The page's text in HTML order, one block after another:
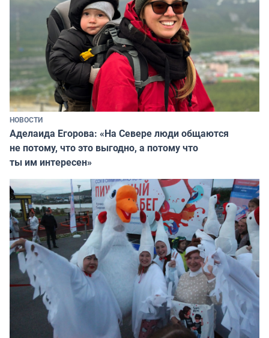
НОВОСТИ
Аделаида Егорова: «На Севере люди общаются
не потому, что это выгодно, а потому что
ты им интересен»